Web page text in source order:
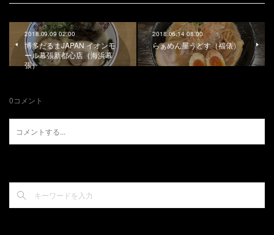
2018.09.09 02:00
博多だるまJAPAN イオンモ
ール幕張新都心店（海浜幕
張）
2018.06.14 08:00
らぁめん屋うどす（福俵）
0コメント